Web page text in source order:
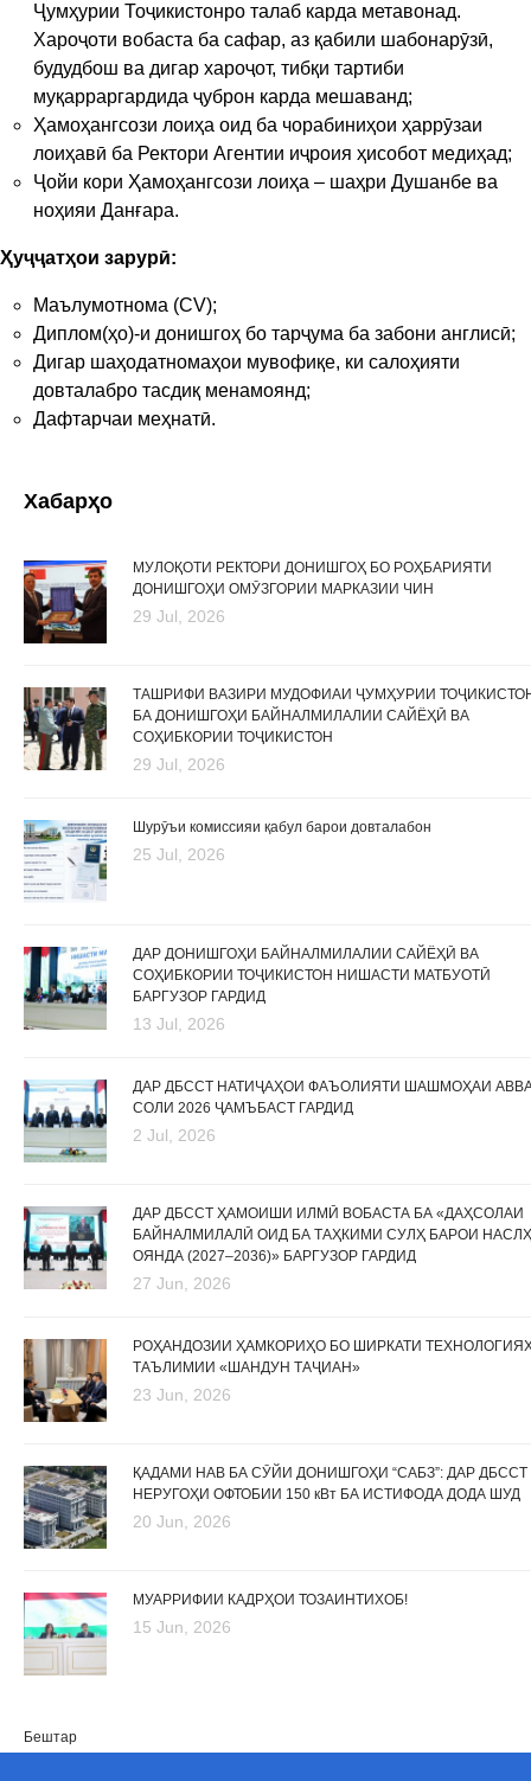
Ҷумҳурии Тоҷикистонро талаб карда метавонад.
Хароҷоти вобаста ба сафар, аз қабили шабонарӯзӣ,
будудбош ва дигар хароҷот, тибқи тартиби
муқарраргардида ҷуброн карда мешаванд;
Ҳамоҳангсози лоиҳа оид ба чорабиниҳои ҳаррӯзаи
лоиҳавӣ ба Ректори Агентии иҷроия ҳисобот медиҳад;
Ҷойи кори Ҳамоҳангсози лоиҳа – шаҳри Душанбе ва
ноҳияи Данғара.
Ҳуҷҷатҳои зарурӣ:
Маълумотнома (CV);
Диплом(ҳо)-и донишгоҳ бо тарҷума ба забони англисӣ;
Дигар шаҳодатномаҳои мувофиқе, ки салоҳияти
довталабро тасдиқ менамоянд;
Дафтарчаи меҳнатӣ.
Хабарҳо
МУЛОҚОТИ РЕКТОРИ ДОНИШГОҲ БО РОҲБАРИЯТИ
ДОНИШГОҲИ ОМӮЗГОРИИ МАРКАЗИИ ЧИН
29 Jul, 2026
ТАШРИФИ ВАЗИРИ МУДОФИАИ ҶУМҲУРИИ
БА ДОНИШГОҲИ БАЙНАЛМИЛАЛИИ САЙЁҲӢ ВА
СОҲИБКОРИИ ТОҶИКИСТОН
29 Jul, 2026
Шурӯъи комиссияи қабул барои довталабон
25 Jul, 2026
ДАР ДОНИШГОҲИ БАЙНАЛМИЛАЛИИ САЙЁҲӢ ВА
СОҲИБКОРИИ ТОҶИКИСТОН НИШАСТИ МАТБУОТӢ
БАРГУЗОР ГАРДИД
13 Jul, 2026
ДАР ДБССТ НАТИҶАҲОИ ФАЪОЛИЯТИ ШАШМОҲАИ
СОЛИ 2026 ҶАМЪБАСТ ГАРДИД
2 Jul, 2026
ДАР ДБССТ ҲАМОИШИ ИЛМӢ ВОБАСТА БА «ДАҲСОЛАИ
БАЙНАЛМИЛАЛӢ ОИД БА ТАҲКИМИ СУЛҲ БАРОИ
ОЯНДА (2027–2036)» БАРГУЗОР ГАРДИД
27 Jun, 2026
РОҲАНДОЗИИ ҲАМКОРИҲО БО ШИРКАТИ
ТАЪЛИМИИ «ШАНДУН ТАҶИАН»
23 Jun, 2026
ҚАДАМИ НАВ БА СӮЙИ ДОНИШГОҲИ “САБЗ”: ДАР ДБССТ
НЕРУГОҲИ ОФТОБИИ 150 кВт БА ИСТИФОДА ДОДА ШУД
20 Jun, 2026
МУАРРИФИИ КАДРҲОИ ТОЗАИНТИХОБ!
15 Jun, 2026
Бештар